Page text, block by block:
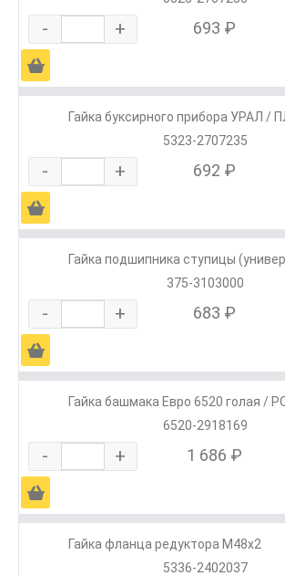
- + 693 ₽
Ä
Гайка буксирного прибора УРАЛ /
5323-2707235
- + 692 ₽
Ä
Гайка подшипника ступицы
375-3103000
- + 683 ₽
Ä
Гайка башмака Евро 6520 голая /
6520-2918169
- + 1 686 ₽
Ä
Гайка фланца редуктора М48х2
5336-2402037